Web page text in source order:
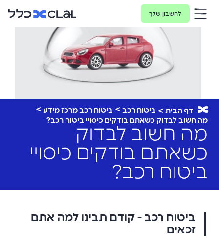
לחשבון שלך
דף הבית ביטוח רכב
ביטוח רכב מרכז מידע
מה חשוב לבדוק כשאתם בודקים כיסויי ביטוח רכב?
מה חשוב לבדוק
כשאתם בודקים כיסויי
ביטוח רכב?
ביטוח רכב - קודם תבינו למה אתם
זכאים